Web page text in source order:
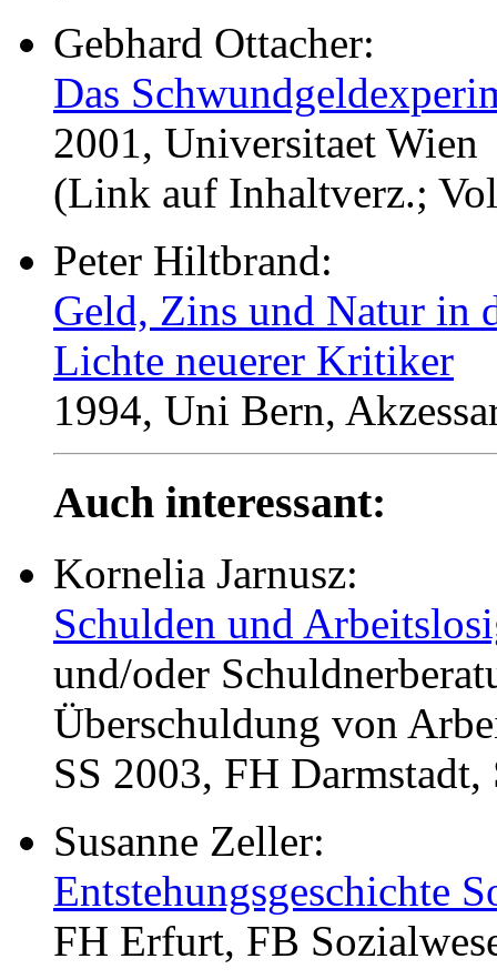
Gebhard Ottacher:
Das
2001, Universitaet Wien
(Link auf Inhaltverz.;
Peter Hiltbrand:
Geld, Zins und Natur in
Lichte neuerer Kritiker
1994, Uni Bern,
Auch interessant:
Kornelia Jarnusz:
Schulden und
und/oder
Überschuldung von
SS 2003, FH
Susanne Zeller:
Entstehungsgeschichte
FH Erfurt, FB